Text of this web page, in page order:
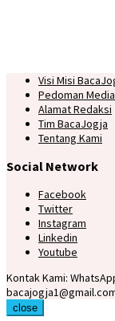
Visi Misi
Pedoman
Alamat Redaksi
Tim BacaJogja
Tentang Kami
Social Network
Facebook
Twitter
Instagram
Linkedin
Youtube
Kontak Kami:
close